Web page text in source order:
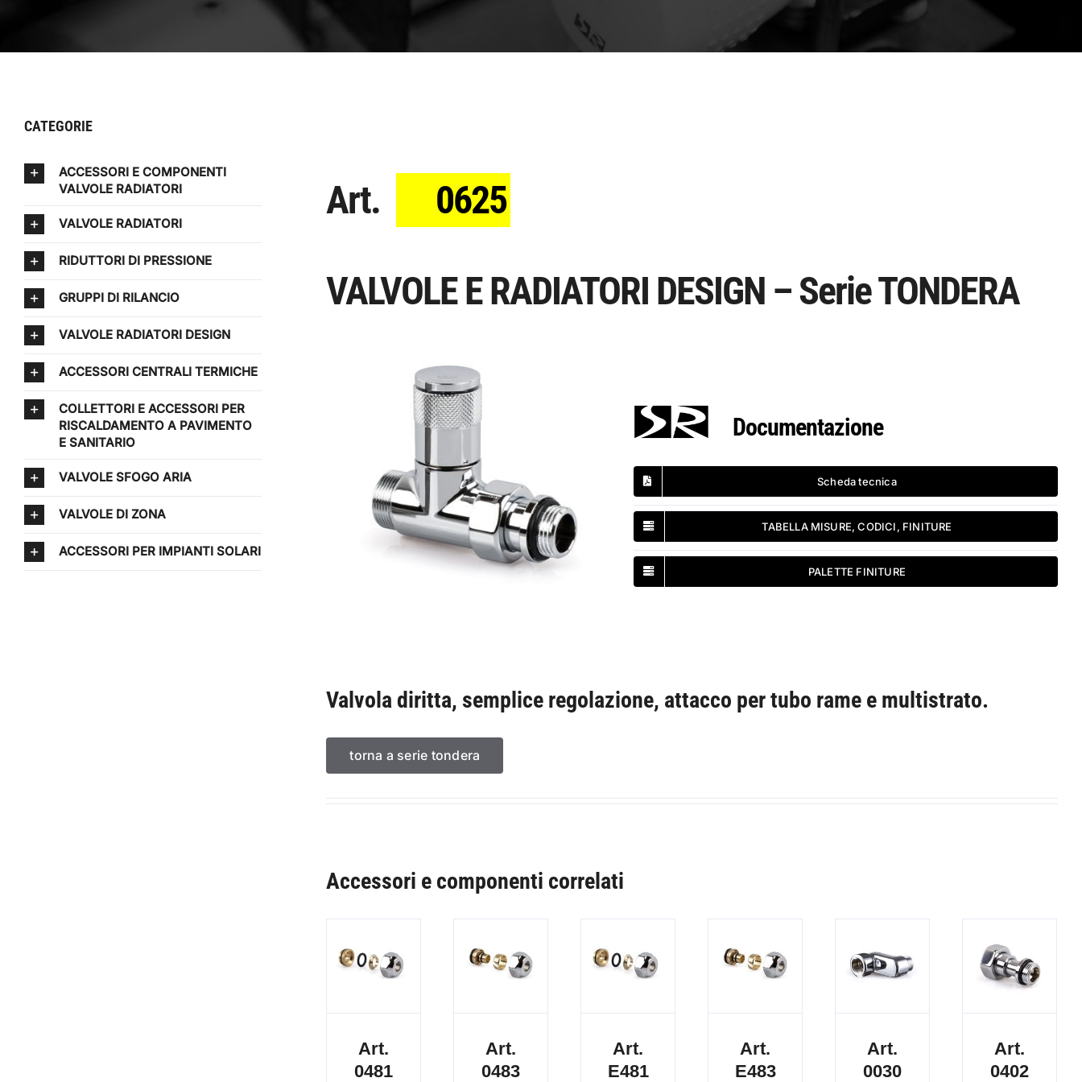
Art.
0625
VALVOLE E RADIATORI DESIGN – Serie TONDERA
Documentazione
Scheda tecnica
TABELLA MISURE, CODICI, FINITURE
PALETTE FINITURE
Valvola diritta, semplice regolazione, attacco per tubo rame e multistrato.
torna a serie tondera
Accessori e componenti correlati
Art.
0481
Art.
0483
Art.
E481
Art.
E483
Art.
0030
Art.
0402
CATEGORIE
ACCESSORI E COMPONENTI
VALVOLE RADIATORI
VALVOLE RADIATORI
RIDUTTORI DI PRESSIONE
GRUPPI DI RILANCIO
VALVOLE RADIATORI DESIGN
ACCESSORI CENTRALI TERMICHE
COLLETTORI E ACCESSORI PER
RISCALDAMENTO A PAVIMENTO
E SANITARIO
VALVOLE SFOGO ARIA
VALVOLE DI ZONA
ACCESSORI PER IMPIANTI SOLARI